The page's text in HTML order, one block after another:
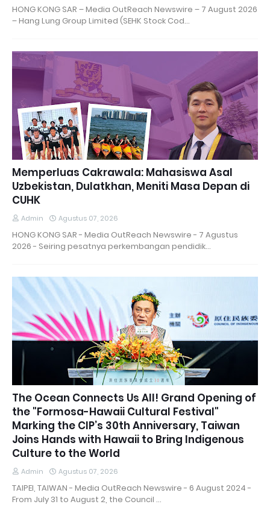
HONG KONG SAR – Media OutReach Newswire – 7 August 2026
– Hang Lung Group Limited (SEHK Stock Cod…
Memperluas Cakrawala: Mahasiswa Asal
Uzbekistan, Dulatkhan, Meniti Masa Depan di
CUHK
Admin Agustus 07, 2026
HONG KONG SAR - Media OutReach Newswire - 7 Agustus
2026 - Seiring pesatnya perkembangan pendidik…
The Ocean Connects Us All! Grand Opening of
the "Formosa-Hawaii Cultural Festival"
Marking the CIP’s 30th Anniversary, Taiwan
Joins Hands with Hawaii to Bring Indigenous
Culture to the World
Admin Agustus 07, 2026
TAIPEI, TAIWAN - Media OutReach Newswire - 6 August 2024 -
From July 31 to August 2, the Council …